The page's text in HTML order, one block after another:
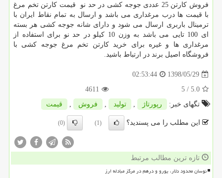
فروش کارتن 25 عددی جوجه کشی در حد نو قیمت کارتن تخم مرغ
با قیمت ها درب مرغداری می باشد و ارسال به تمام نقاط ایران با
ترمینال باربری ارسال می شود و دارای شانه جوجه کشی هر بسته
ای 100 تایی می باشد به وزن 10 کیلو در حد نو برای استفاده از
مرغداری ها و غیره برای خرید کارتن تخم مرغ جوجه کشی با
فروشگاه اصیل برند در ارتباط باشید.
1398/05/29
02:53:44
5.0
/ 5
4611
تگهای خبر:
رپورتاژ , تولید , فروش , قیمت
این مطلب را می پسندید؟ (1)
(0)
تازه ترین مطالب مرتبط
نوسان محدود دلار، یورو و درهم در مرکز مبادله ارز